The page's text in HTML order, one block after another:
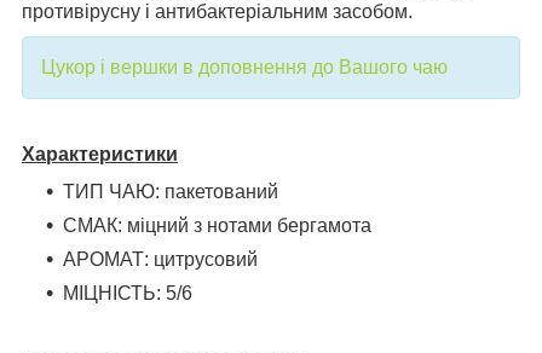
противірусну і антибактеріальним засобом.
Цукор і вершки в доповнення до Вашого чаю
Характеристики
ТИП ЧАЮ: пакетований
СМАК: міцний з нотами бергамота
АРОМАТ: цитрусовий
МІЦНІСТЬ: 5/6